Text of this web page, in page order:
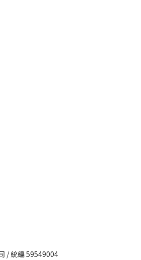
/ 統編 59549004